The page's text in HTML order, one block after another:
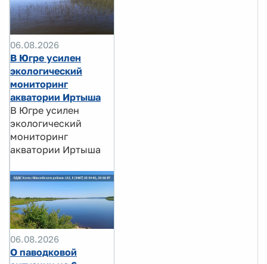
06.08.2026
В Югре усилен
экологический
мониторинг
акватории Иртыша
В Югре усилен
экологический
мониторинг
акватории Иртыша
06.08.2026
О паводковой